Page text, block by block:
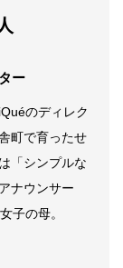
ー
のディレク
町で育ったせ
「シンプルな
ナウンサー
子の母。